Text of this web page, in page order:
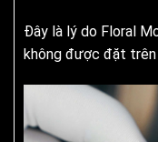
Đây là lý do Floral
không được đặt